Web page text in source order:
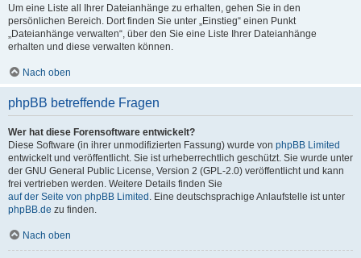
Um eine Liste all Ihrer Dateianhänge zu erhalten, gehen Sie in den
persönlichen Bereich. Dort finden Sie unter „Einstieg“ einen Punkt
„Dateianhänge verwalten“, über den Sie eine Liste Ihrer Dateianhänge
erhalten und diese verwalten können.
Nach oben
phpBB betreffende Fragen
Wer hat diese Forensoftware entwickelt?
Diese Software (in ihrer unmodifizierten Fassung) wurde von phpBB Limited
entwickelt und veröffentlicht. Sie ist urheberrechtlich geschützt. Sie wurde unter
der GNU General Public License, Version 2 (GPL-2.0) veröffentlicht und kann
frei vertrieben werden. Weitere Details finden Sie
auf der Seite von phpBB Limited . Eine deutschsprachige Anlaufstelle ist unter
phpBB.de zu finden.
Nach oben